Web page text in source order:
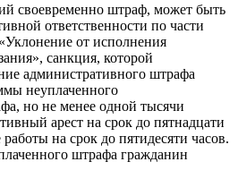
своевременно штраф, может быть
ответственности по части
от исполнения
санкция, которой
административного штрафа
неуплаченного
но не менее одной тысячи
арест на срок до пятнадцати
на срок до пятидесяти часов.
штрафа гражданин